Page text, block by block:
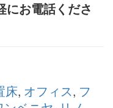
にお電話くださ
床, オフィス, フ